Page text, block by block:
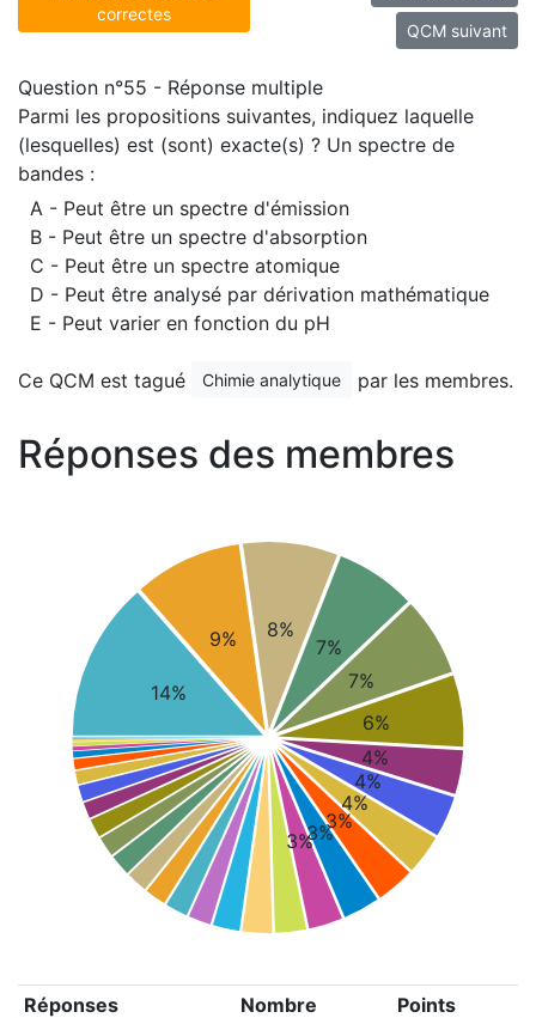
correctes
QCM suivant
Question n°55 - Réponse multiple
Parmi les propositions suivantes, indiquez laquelle
(lesquelles) est (sont) exacte(s) ? Un spectre de
bandes :
A - Peut être un spectre d'émission
B - Peut être un spectre d'absorption
C - Peut être un spectre atomique
D - Peut être analysé par dérivation mathématique
E - Peut varier en fonction du pH
Ce QCM est tagué Chimie analytique par les membres.
Réponses des membres
14%
9% 8%
7%
7%
6%
4%
4%
4%
3%
3%
3%
Réponses Nombre
Points